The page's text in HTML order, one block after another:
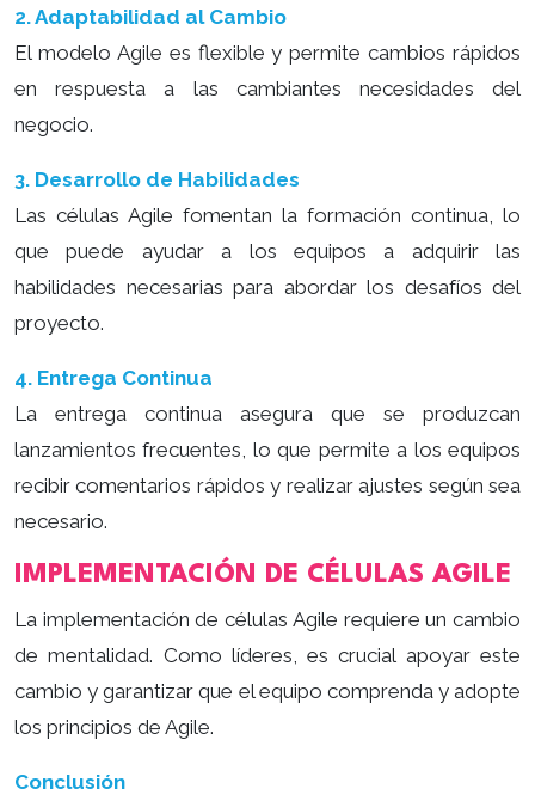
2. Adaptabilidad al Cambio
El modelo Agile es flexible y permite cambios rápidos
en respuesta a las cambiantes necesidades del
negocio.
3. Desarrollo de Habilidades
Las células Agile fomentan la formación continua, lo
que puede ayudar a los equipos a adquirir las
habilidades necesarias para abordar los desafíos del
proyecto.
4. Entrega Continua
La entrega continua asegura que se produzcan
lanzamientos frecuentes, lo que permite a los equipos
recibir comentarios rápidos y realizar ajustes según sea
necesario.
IMPLEMENTACIÓN DE CÉLULAS AGILE
La implementación de células Agile requiere un cambio
de mentalidad. Como líderes, es crucial apoyar este
cambio y garantizar que el equipo comprenda y adopte
los principios de Agile.
Conclusión